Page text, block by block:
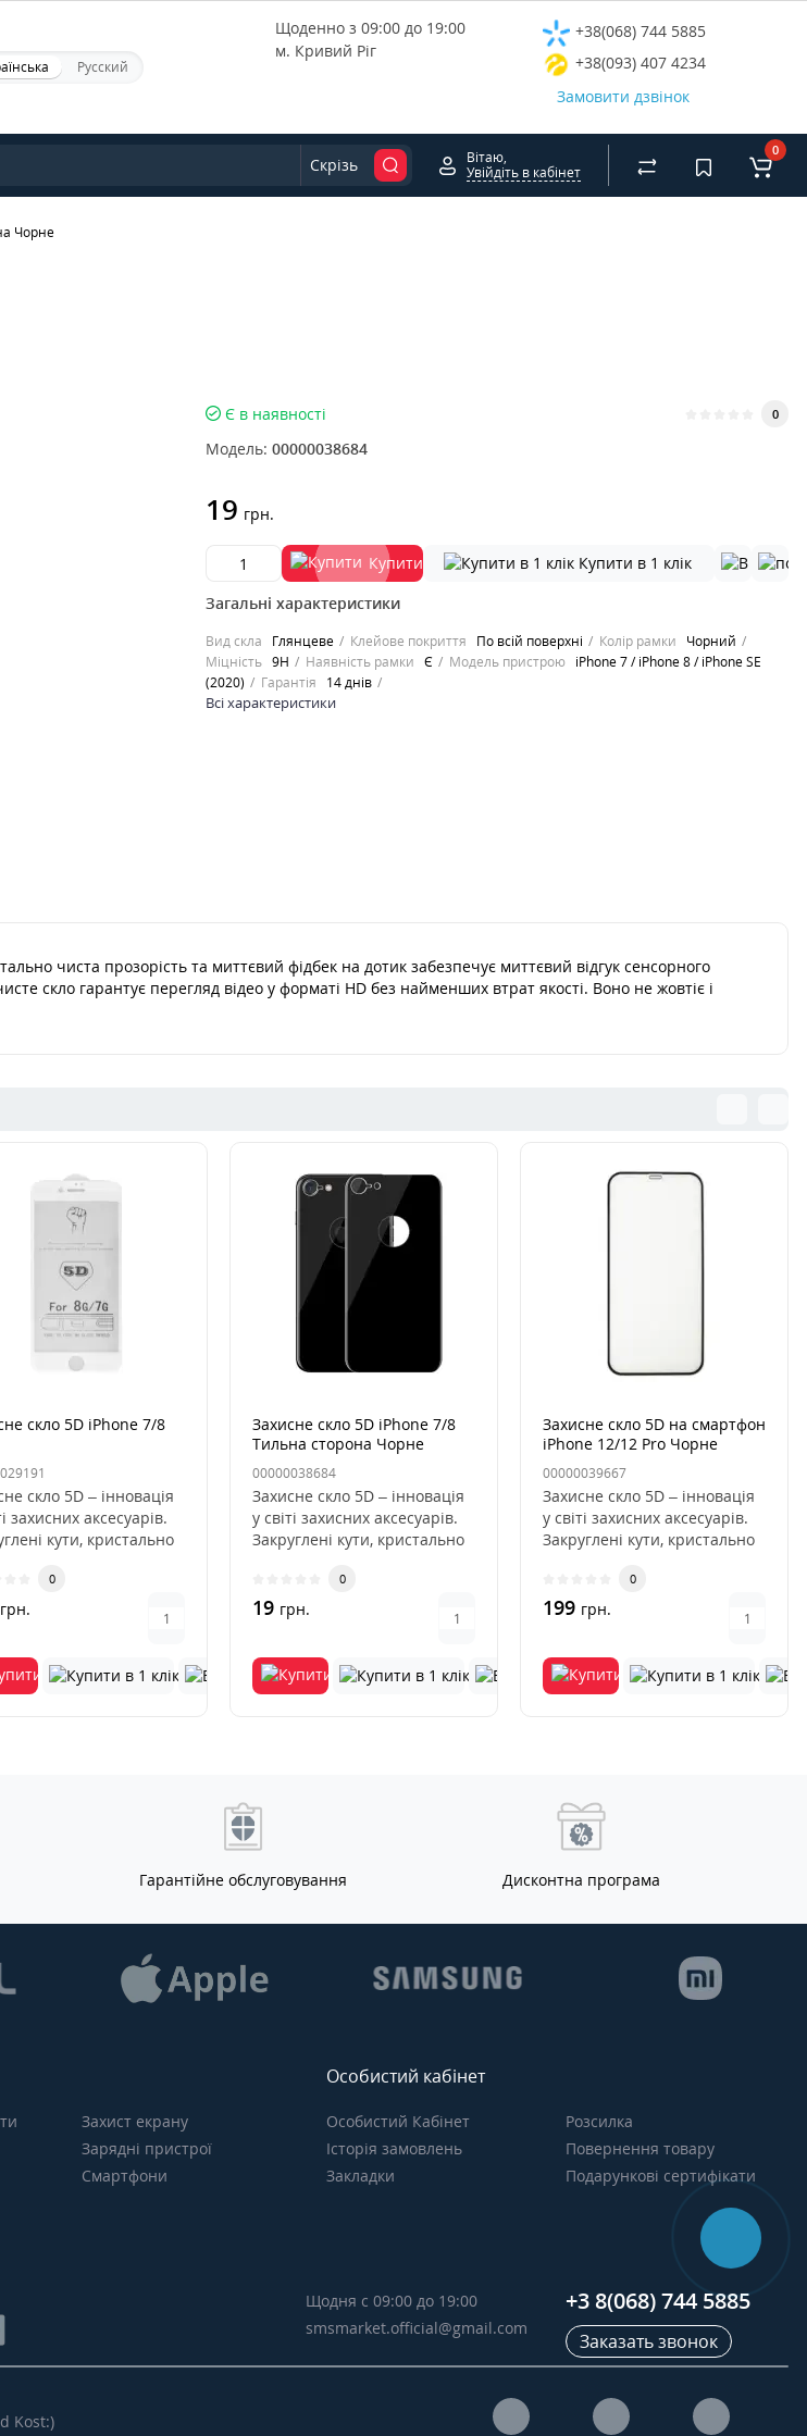
Русский
Щоденно з 09:00 до 19:00
м. Кривий Ріг
+38(068) 744 5885
+38(093) 407 4234
Замовити дзвінок
Скрізь
Вітаю,
Увійдіть в кабінет
0
Чорне
Є в наявності 0
Модель: 00000038684
19 грн.
Купити
Купити в 1 клік
Загальні характеристики
Вид скла Глянцеве Клейове покриття По всій поверхні Колір рамки
Чорний
Міцність 9H Наявність рамки Є Модель пристрою
iPhone 7 / iPhone 8 / iPhone SE
(2020)
Гарантія 14 днів
Всі характеристики
чиста прозорість та миттєвий фідбек на дотик забезпечує миттєвий відгук сенсорного
скло гарантує перегляд відео у форматі HD без найменших втрат якості. Воно не жовтіє і
скло 5D iPhone 7/8
скло 5D – інновація
захисних аксесуарів.
кути, кристально
0
грн.
Захисне скло 5D iPhone 7/8
Тильна сторона Чорне
00000038684
Захисне скло 5D – інновація
у світі захисних аксесуарів.
Закруглені кути, кристально
0
19 грн.
Захисне скло 5D на смартфон
iPhone 12/12 Pro Чорне
00000039667
Захисне скло 5D – інновація
у світі захисних аксесуарів.
Закруглені кути, кристально
0
199 грн.
Гарантійне обслуговування Дисконтна програма
Захист екрану
Зарядні пристрої
Смартфони
Особистий кабінет
Особистий Кабінет
Історія замовлень
Закладки
Розсилка
Повернення товару
Подарункові сертифікати
Щодня с 09:00 до 19:00
smsmarket.official@gmail.com
+3 8(068) 744 5885
Заказать звонок
Kost:)